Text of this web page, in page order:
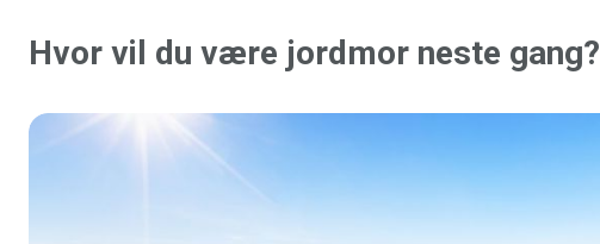
Hvor vil du være jordmor neste gang?